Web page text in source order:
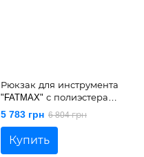
Рюкзак для инструмента
"FATMAX" с полиэстера
STANLEY FMST1-80144
5 783 грн 6 804 грн
Купить